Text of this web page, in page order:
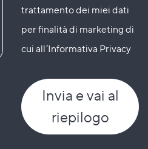
trattamento dei miei dati
per finalità di marketing di
cui all’Informativa Privacy
Invia e vai al
riepilogo